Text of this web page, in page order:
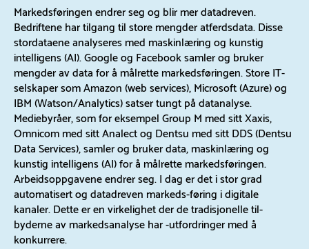
Markedsføringen endrer seg og blir mer datadreven.
Bedriftene har tilgang til store mengder atferdsdata. Disse
stordataene analyseres med maskinlæring og kunstig
intelligens (AI). Google og Facebook samler og bruker
mengder av data for å målrette markedsføringen. Store IT-
selskaper som Amazon (web services), Microsoft (Azure) og
IBM (Watson/Analytics) satser tungt på datanalyse.
Mediebyråer, som for eksempel Group M med sitt Xaxis,
Omnicom med sitt Analect og Dentsu med sitt DDS (Dentsu
Data Services), samler og bruker data, maskinlæring og
kunstig intelligens (AI) for å målrette markedsføringen.
Arbeidsoppgavene endrer seg. I dag er det i stor grad
automatisert og datadreven markeds-føring i digitale
kanaler. Dette er en virkelighet der de tradisjonelle til-
byderne av markedsanalyse har -utfordringer med å
konkurrere.